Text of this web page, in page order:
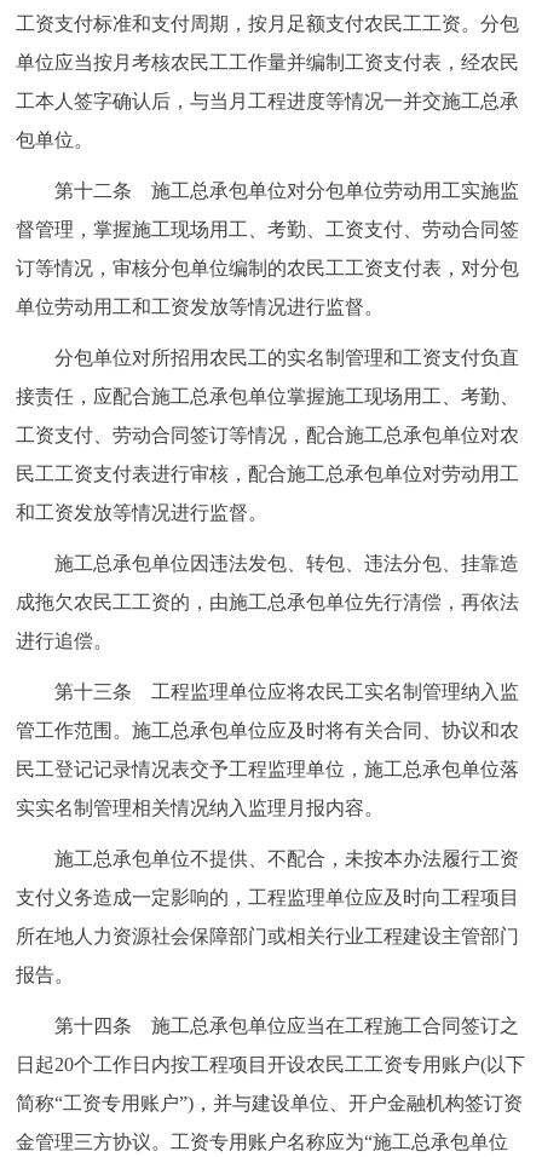
工资支付标准和支付周期，按月足额支付农民工工资。分包
单位应当按月考核农民工工作量并编制工资支付表，经农民
工本人签字确认后，与当月工程进度等情况一并交施工总承
包单位。
第十二条 施工总承包单位对分包单位劳动用工实施监
督管理，掌握施工现场用工、考勤、工资支付、劳动合同签
订等情况，审核分包单位编制的农民工工资支付表，对分包
单位劳动用工和工资发放等情况进行监督。
分包单位对所招用农民工的实名制管理和工资支付负直
接责任，应配合施工总承包单位掌握施工现场用工、考勤、
工资支付、劳动合同签订等情况，配合施工总承包单位对农
民工工资支付表进行审核，配合施工总承包单位对劳动用工
和工资发放等情况进行监督。
施工总承包单位因违法发包、转包、违法分包、挂靠造
成拖欠农民工工资的，由施工总承包单位先行清偿，再依法
进行追偿。
第十三条 工程监理单位应将农民工实名制管理纳入监
管工作范围。施工总承包单位应及时将有关合同、协议和农
民工登记记录情况表交予工程监理单位，施工总承包单位落
实实名制管理相关情况纳入监理月报内容。
施工总承包单位不提供、不配合，未按本办法履行工资
支付义务造成一定影响的，工程监理单位应及时向工程项目
所在地人力资源社会保障部门或相关行业工程建设主管部门
报告。
第十四条 施工总承包单位应当在工程施工合同签订之
日起20个工作日内按工程项目开设农民工工资专用账户(以下
简称“工资专用账户”)，并与建设单位、开户金融机构签订资
金管理三方协议。工资专用账户名称应为“施工总承包单位